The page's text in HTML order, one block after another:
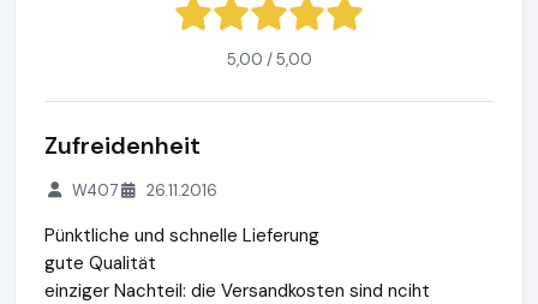
5,00 / 5,00
Zufreidenheit
W407 26.11.2016
Pünktliche und schnelle Lieferung
gute Qualität
einziger Nachteil: die Versandkosten sind nciht